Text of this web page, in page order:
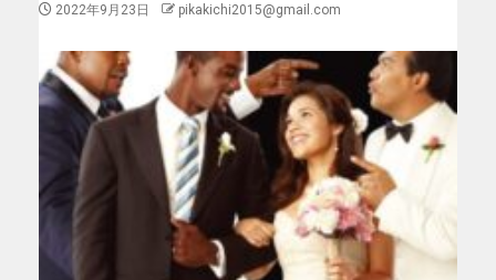
2022年9月23日 pikakichi2015@gmail.com